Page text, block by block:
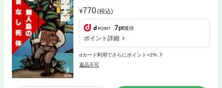
770(税込)
7pt獲得
ポイント詳細
dカード利用でさらにポイント+2%
返品不可